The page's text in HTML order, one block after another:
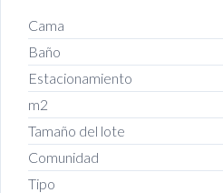
Cama
Baño
Estacionamiento
m2
Tamaño del lote
Comunidad
Tipo